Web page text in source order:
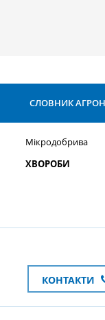
СЛОВНИК
Мікродобрива
ХВОРОБИ
КОНТАКТИ